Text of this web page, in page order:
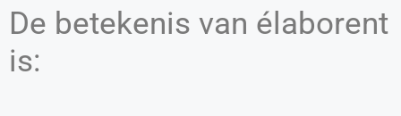
De betekenis van élaborent
is: